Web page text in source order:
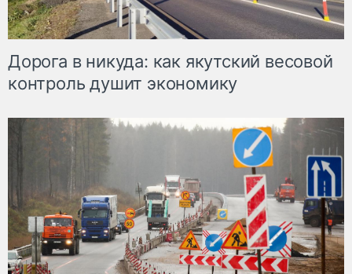
Дорога в никуда: как якутский весовой
контроль душит экономику